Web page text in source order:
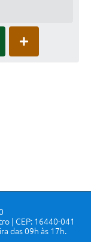
| CEP: 16440-041
das 09h às 17h.